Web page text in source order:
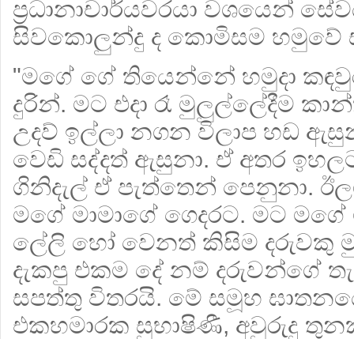
ප්‍රධානාචාර්යවරයා වශයෙන්
සිවකොලුන්දු ද කොමිසම හමුවේ
"මගේ ගේ තියෙන්නේ හමුදා
දුරින්. මට එදා රෑ මුලුල්ලේදීම
උදව් ඉල්ලා නගන විලාප හඩ
වෙඩි සද්දත් ඇසුනා. ඒ අතර
ගිනිදැල් ඒ පැත්තෙන් පෙනුනා.
මගේ මාමාගේ ගෙදරට. මට මගේ
ලේලි හෝ වෙනත් කිසිම දරුවකු
දැකපු එකම දේ නම් දරුවන්ගේ
සපත්තු විතරයි. මේ සමූහ
එකහමාරක සුභාෂිණී, අවුරුදු